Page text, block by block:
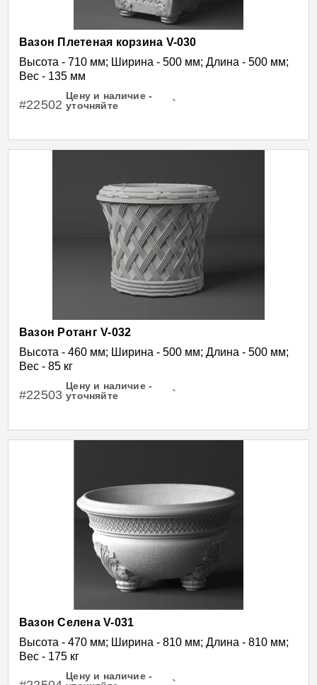
Вазон Плетеная корзина V-030
Высота - 710 мм; Ширина - 500 мм; Длина - 500 мм;
Вес - 135 мм
#22502
Цену и наличие -
уточняйте
`
Вазон Ротанг V-032
Высота - 460 мм; Ширина - 500 мм; Длина - 500 мм;
Вес - 85 кг
#22503
Цену и наличие -
уточняйте
`
Вазон Селена V-031
Высота - 470 мм; Ширина - 810 мм; Длина - 810 мм;
Вес - 175 кг
Цену и наличие -